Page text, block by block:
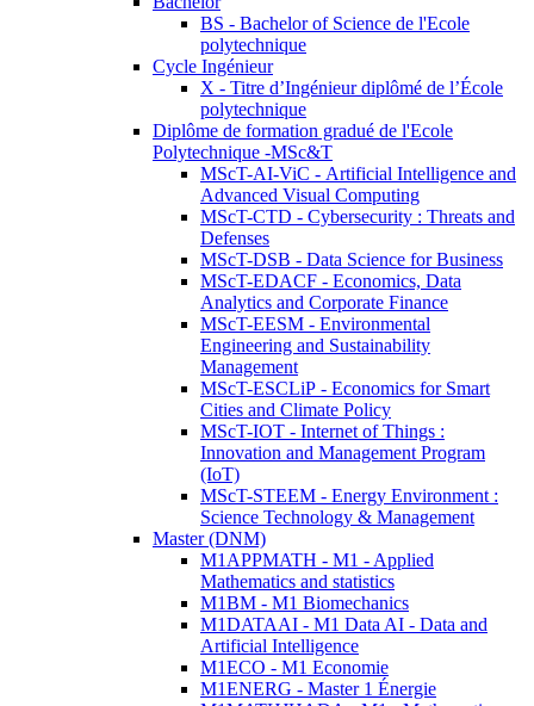
BS - Bachelor of Science de l'Ecole
polytechnique
Cycle Ingénieur
X - Titre d’Ingénieur diplômé de l’École
polytechnique
Diplôme de formation gradué de l'Ecole
Polytechnique -MSc&T
MScT-AI-ViC - Artificial Intelligence and
Advanced Visual Computing
MScT-CTD - Cybersecurity : Threats and
Defenses
MScT-DSB - Data Science for Business
MScT-EDACF - Economics, Data
Analytics and Corporate Finance
MScT-EESM - Environmental
Engineering and Sustainability
Management
MScT-ESCLiP - Economics for Smart
Cities and Climate Policy
MScT-IOT - Internet of Things :
Innovation and Management Program
(IoT)
MScT-STEEM - Energy Environment :
Science Technology & Management
Master (DNM)
M1APPMATH - M1 - Applied
Mathematics and statistics
M1BM - M1 Biomechanics
M1DATAAI - M1 Data AI - Data and
Artificial Intelligence
M1ECO - M1 Economie
M1ENERG - Master 1 Énergie